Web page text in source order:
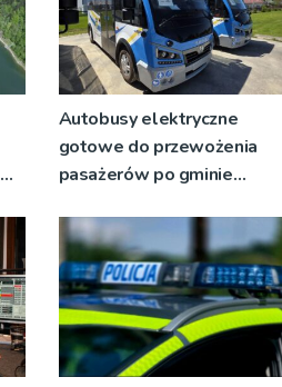
Autobusy elektryczne
gotowe do przewożenia
pasażerów po gminie